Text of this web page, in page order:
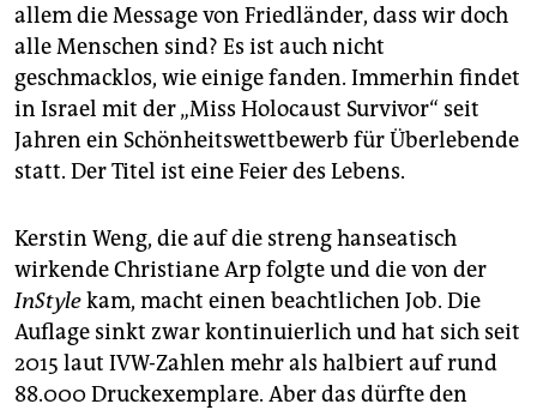
allem die Message von Friedländer, dass wir doch
alle Menschen sind? Es ist auch nicht
geschmacklos, wie einige fanden. Immerhin findet
in Israel mit der „Miss Holocaust Survivor“ seit
Jahren ein Schönheitswettbewerb für Überlebende
statt. Der Titel ist eine Feier des Lebens.
Kerstin Weng, die auf die streng hanseatisch
wirkende Christiane Arp folgte und die von der
InStylekam, macht einen beachtlichen Job. Die
Auflage sinkt zwar kontinuierlich und hat sich seit
2015 laut IVW-Zahlen mehr als halbiert auf rund
88.000 Druckexemplare. Aber das dürfte den